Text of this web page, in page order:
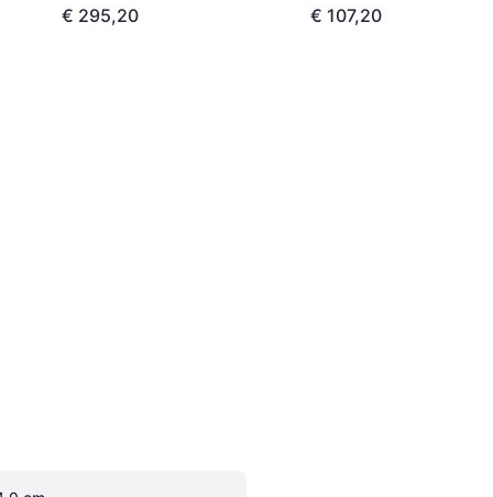
€ 295,20
€ 107,20